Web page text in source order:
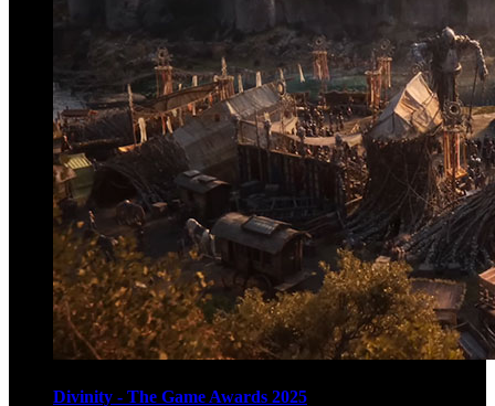
Divinity - The Game Awards 2025